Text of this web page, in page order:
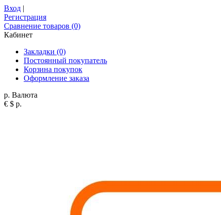
Вход |
Регистрация
Сравнение товаров (0)
Кабинет
Закладки (0)
Постоянный покупатель
Корзина покупок
Оформление заказа
р. Валюта
€ $ р.